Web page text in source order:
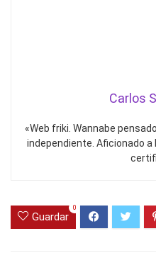
Carlos
«Web friki. Wannabe
independiente. Aficionado a
Guardar
0